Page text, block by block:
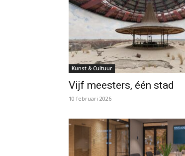
Kunst & Cultuur
Vijf meesters, één stad
10 februari 2026